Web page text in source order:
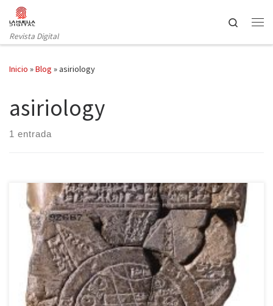
Saltar al contenido
Revista Digital
Search
Inicio »Blog »asiriology
asiriology
1 entrada
De alguna forma, nuestros gustos y aficiones nos acompañan a lo
largo del tiempo. Hace catorce años, durante una estancia de
estudios en el extranjero, compré en los bouquinistes de París un
libro de Paul Garelli sobre L’Assyriologie (1964), dentro de la
colección enciclopédica de pequeños volúmenes «Que sais-je ?»
No […]